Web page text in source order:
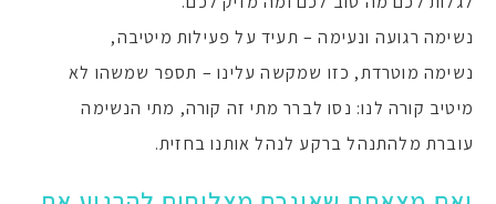
נשימה רגועה ונעימה – תעיד על פעילות מיטיבה,
נשימה מוטרדת, כזו שמקשה עלינו – תספר שמשהו לא
מיטיב קורה לנו: נסו לברר מתי זה קורה, מתי הנשימה
עוברת מלהתנהל ברקע לנהל אותנו בחזית.